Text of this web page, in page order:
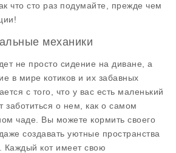
что сто раз подумайте, прежде чем
механики
не просто сидение на диване, а
в мире котиков и их забавных
с того, что у вас есть маленький
заботиться о нем, как о самом
чаде. Вы можете кормить своего
создавать уютные пространства
Каждый кот имеет свою